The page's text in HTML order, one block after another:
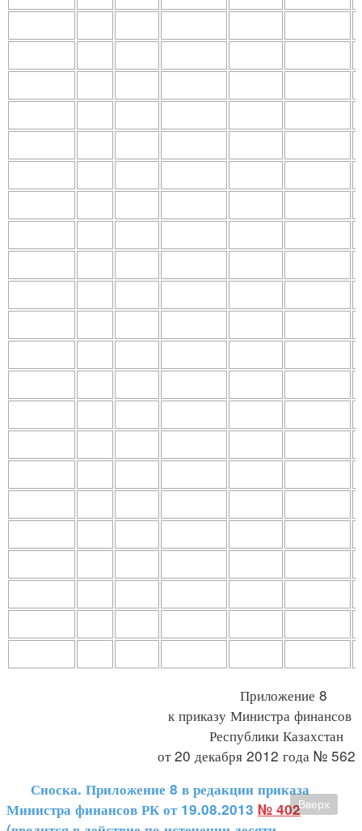
Приложение 8
к приказу Министра финансов
Республики Казахстан
от 20 декабря 2012 года № 562
Сноска. Приложение 8 в редакции приказа
Министра финансов РК от 19.08.2013 № 402Вверх